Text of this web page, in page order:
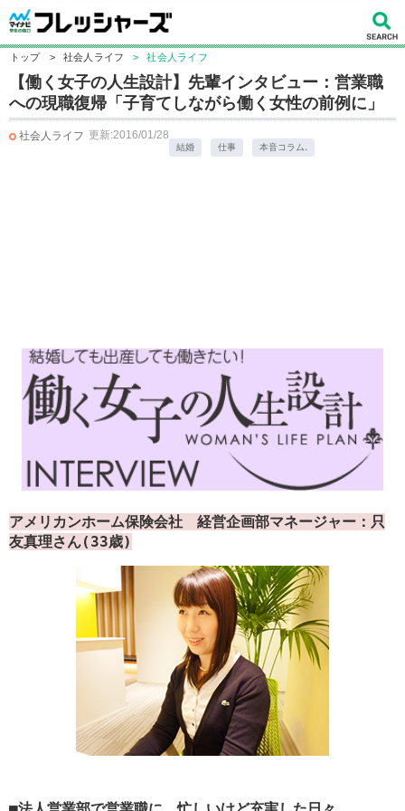
トップ > 社会人ライフ > 社会人ライフ
【働く女子の人生設計】先輩インタビュー：営業職
への現職復帰「子育てしながら働く女性の前例に」
社会人ライフ 更新:2016/01/28
結婚 仕事 本音コラム.
アメリカンホーム保険会社 経営企画部マネージャー：只
友真理さん(33歳)